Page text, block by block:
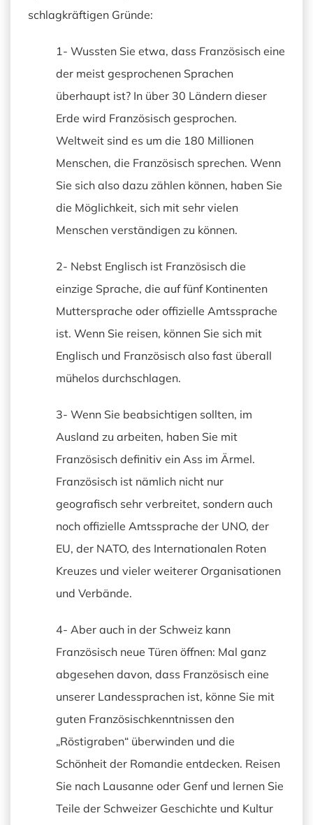
schlagkräftigen Gründe:
1- Wussten Sie etwa, dass Französisch eine
der meist gesprochenen Sprachen
überhaupt ist? In über 30 Ländern dieser
Erde wird Französisch gesprochen.
Weltweit sind es um die 180 Millionen
Menschen, die Französisch sprechen. Wenn
Sie sich also dazu zählen können, haben Sie
die Möglichkeit, sich mit sehr vielen
Menschen verständigen zu können.
2- Nebst Englisch ist Französisch die
einzige Sprache, die auf fünf Kontinenten
Muttersprache oder offizielle Amtssprache
ist. Wenn Sie reisen, können Sie sich mit
Englisch und Französisch also fast überall
mühelos durchschlagen.
3- Wenn Sie beabsichtigen sollten, im
Ausland zu arbeiten, haben Sie mit
Französisch definitiv ein Ass im Ärmel.
Französisch ist nämlich nicht nur
geografisch sehr verbreitet, sondern auch
noch offizielle Amtssprache der UNO, der
EU, der NATO, des Internationalen Roten
Kreuzes und vieler weiterer Organisationen
und Verbände.
4- Aber auch in der Schweiz kann
Französisch neue Türen öffnen: Mal ganz
abgesehen davon, dass Französisch eine
unserer Landessprachen ist, könne Sie mit
guten Französischkenntnissen den
„Röstigraben“ überwinden und die
Schönheit der Romandie entdecken. Reisen
Sie nach Lausanne oder Genf und lernen Sie
Teile der Schweizer Geschichte und Kultur